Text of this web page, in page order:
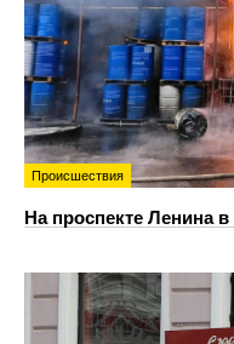
Происшествия
На проспекте Ленина